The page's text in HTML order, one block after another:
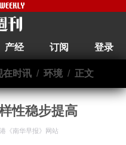
产经 订阅 登录
在时讯/ 环境/ 正文
性稳步提高
《南华早报》网站